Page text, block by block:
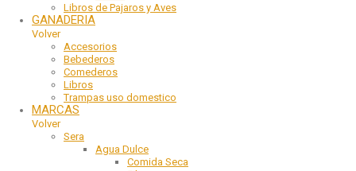
Libros de Pajaros y Aves
GANADERIA
Volver
Accesorios
Bebederos
Comederos
Libros
Trampas uso domestico
MARCAS
Volver
Sera
Agua Dulce
Comida Seca